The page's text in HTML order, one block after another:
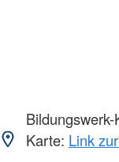
Bildungswerk-
Karte: Link